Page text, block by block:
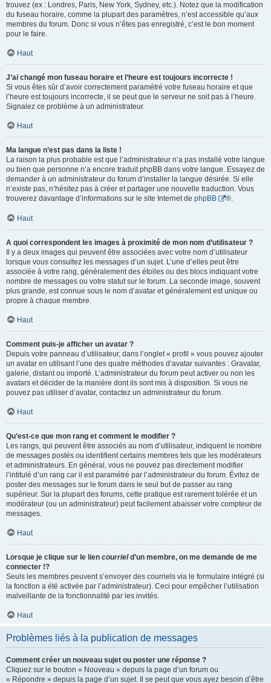
trouvez (ex : Londres, Paris, New York, Sydney, etc.). Notez que la modification
du fuseau horaire, comme la plupart des paramètres, n’est accessible qu’aux
membres du forum. Donc si vous n’êtes pas enregistré, c’est le bon moment
pour le faire.
Haut
J’ai changé mon fuseau horaire et l’heure est toujours incorrecte !
Si vous êtes sûr d’avoir correctement paramétré votre fuseau horaire et que
l’heure est toujours incorrecte, il se peut que le serveur ne soit pas à l’heure.
Signalez ce problème à un administrateur.
Haut
Ma langue n’est pas dans la liste !
La raison la plus probable est que l’administrateur n’a pas installé votre langue
ou bien que personne n’a encore traduit phpBB dans votre langue. Essayez de
demander à un administrateur du forum d’installer la langue désirée. Si elle
n’existe pas, n’hésitez pas à créer et partager une nouvelle traduction. Vous
trouverez davantage d’informations sur le site Internet de phpBB ®.
Haut
A quoi correspondent les images à proximité de mon nom d’utilisateur ?
Il y a deux images qui peuvent être associées avec votre nom d’utilisateur
lorsque vous consultez les messages d’un sujet. L’une d’elles peut être
associée à votre rang, généralement des étoiles ou des blocs indiquant votre
nombre de messages ou votre statut sur le forum. La seconde image, souvent
plus grande, est connue sous le nom d’avatar et généralement est unique ou
propre à chaque membre.
Haut
Comment puis-je afficher un avatar ?
Depuis votre panneau d’utilisateur, dans l’onglet « profil » vous pouvez ajouter
un avatar en utilisant l’une des quatre méthodes d’avatar suivantes : Gravatar,
galerie, distant ou importé. L’administrateur du forum peut activer ou non les
avatars et décider de la manière dont ils sont mis à disposition. Si vous ne
pouvez pas utiliser d’avatar, contactez un administrateur du forum.
Haut
Qu’est-ce que mon rang et comment le modifier ?
Les rangs, qui peuvent être associés au nom d’utilisateur, indiquent le nombre
de messages postés ou identifient certains membres tels que les modérateurs
et administrateurs. En général, vous ne pouvez pas directement modifier
l’intitulé d’un rang car il est paramétré par l’administrateur du forum. Évitez de
poster des messages sur le forum dans le seul but de passer au rang
supérieur. Sur la plupart des forums, cette pratique est rarement tolérée et un
modérateur (ou un administrateur) peut facilement abaisser votre compteur de
messages.
Haut
Lorsque je clique sur le lien courrield’un membre, on me demande de me
connecter !?
Seuls les membres peuvent s’envoyer des courriels via le formulaire intégré (si
la fonction a été activée par l’administrateur). Ceci pour empêcher l’utilisation
malveillante de la fonctionnalité par les invités.
Haut
Problèmes liés à la publication de messages
Comment créer un nouveau sujet ou poster une réponse ?
Cliquez sur le bouton « Nouveau » depuis la page d’un forum ou
« Répondre » depuis la page d’un sujet. Il se peut que vous ayez besoin d’être